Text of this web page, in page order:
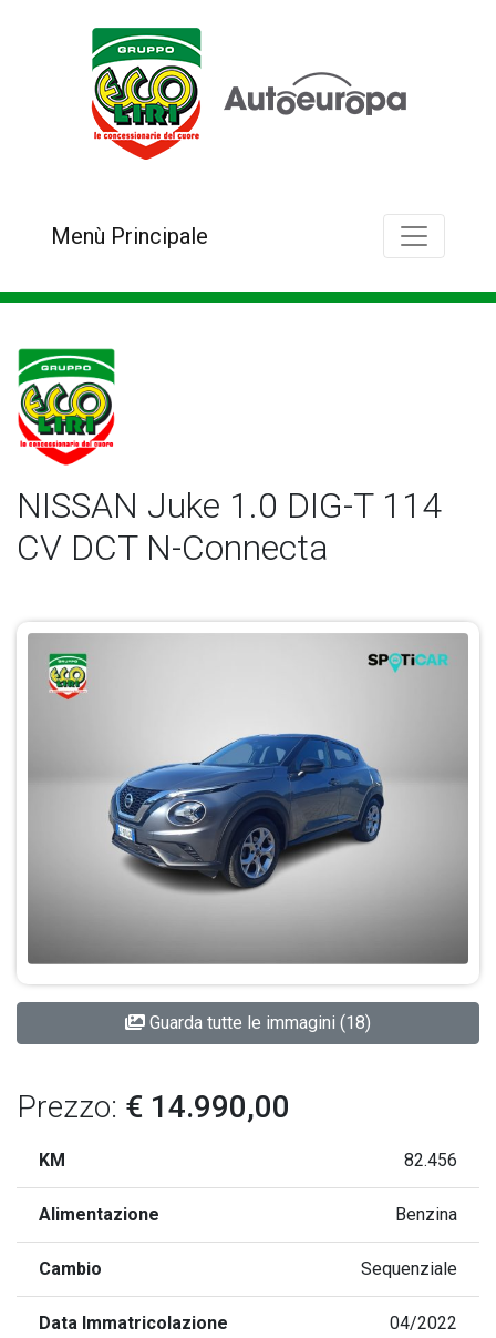
Menù Principale
NISSAN Juke 1.0 DIG-T 114
CV DCT N-Connecta
Guarda tutte le immagini (18)
Prezzo: € 14.990,00
KM 82.456
Alimentazione Benzina
Cambio Sequenziale
Data Immatricolazione 04/2022